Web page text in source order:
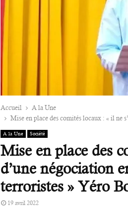
Accueil
A la Une
Mise en place des comités locaux : « il ne
A la Une Société
Mise en place des
d’une négociation
terroristes » Yéro
19 avril 2022